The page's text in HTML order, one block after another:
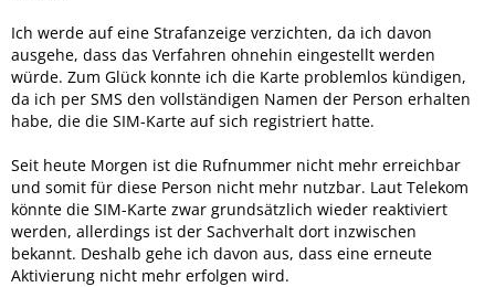
Ich werde auf eine Strafanzeige verzichten, da ich davon
ausgehe, dass das Verfahren ohnehin eingestellt werden
würde. Zum Glück konnte ich die Karte problemlos kündigen,
da ich per SMS den vollständigen Namen der Person erhalten
habe, die die SIM-Karte auf sich registriert hatte.
Seit heute Morgen ist die Rufnummer nicht mehr erreichbar
und somit für diese Person nicht mehr nutzbar. Laut Telekom
könnte die SIM-Karte zwar grundsätzlich wieder reaktiviert
werden, allerdings ist der Sachverhalt dort inzwischen
bekannt. Deshalb gehe ich davon aus, dass eine erneute
Aktivierung nicht mehr erfolgen wird.